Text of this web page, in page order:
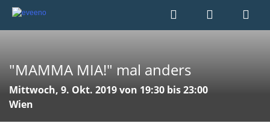
"MAMMA MIA!" mal anders
Mittwoch, 9. Okt. 2019 von 19:30 bis 23:00
Wien